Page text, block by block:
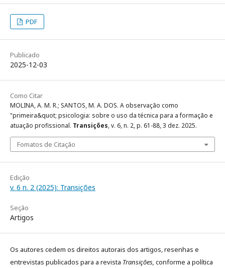
PDF
Publicado
2025-12-03
Como Citar
MOLINA, A. M. R.; SANTOS, M. A. DOS. A observação como
"primeira&quot; psicologia: sobre o uso da técnica para a formação e
atuação profissional. Transições, v. 6, n. 2, p. 61-88, 3 dez. 2025.
Fomatos de Citação
Edição
v. 6 n. 2 (2025): Transições
Seção
Artigos
Os autores cedem os direitos autorais dos artigos, resenhas e
entrevistas publicados para a revista Transições, conforme a política